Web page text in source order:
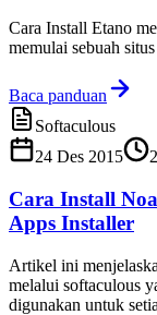
Cara Install Etano
memulai sebuah
Baca panduan
Softaculous
24 Des 2015
2
Cara Install
Apps Installer
Artikel ini
melalui softaculous
digunakan untuk